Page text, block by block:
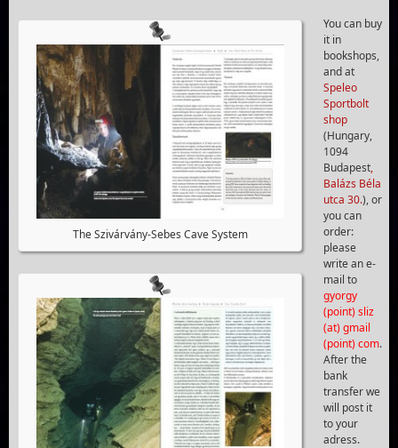
The Szivárvány-Sebes Cave System
You can buy
it in
bookshops,
and at
Speleo
Sportbolt
shop
(Hungary,
1094
Budapest,
Balázs Béla
utca 30.), or
you can
order:
please
write an e-
mail to
gyorgy
(point) sliz
(at) gmail
(point) com.
After the
bank
transfer we
will post it
to your
adress.